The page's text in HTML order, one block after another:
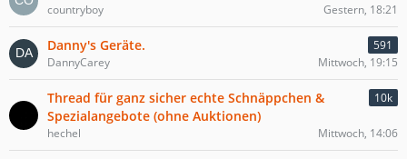
countryboy Gestern, 18:21
Danny's Geräte.
591
DannyCarey
Mittwoch, 19:15
Thread für ganz sicher echte Schnäppchen &
Spezialangebote (ohne Auktionen)
10k
hechel Mittwoch, 14:06